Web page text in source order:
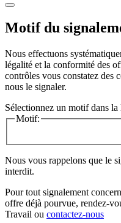
Motif du
Nous effectuons
légalité et la conformité des
contrôles vous constatez des
nous le signaler.
Sélectionnez un motif dans la
Motif:
Nous vous rappelons que le
interdit.
Pour tout signalement
offre déjà pourvue, rendez-
Travail ou contactez-nous